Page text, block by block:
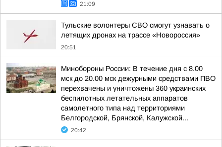
21:09
Тульские волонтеры СВО смогут узнавать о
летящих дронах на трассе «Новороссия»
20:51
Минобороны России: В течение дня с 8.00
мск до 20.00 мск дежурными средствами ПВО
перехвачены и уничтожены 360 украинских
беспилотных летательных аппаратов
самолетного типа над территориями
Белгородской, Брянской, Калужской...
20:42